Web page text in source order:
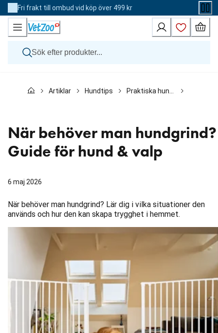
Skip
to
Content
Fri frakt till ombud vid köp över 499 kr
Katt
Nyheter
Artiklar Hundtips
När behöver man hundgrind?
Guide för hund & valp
6 maj 2026
När behöver man hundgrind? Lär dig i vilka situationer den
används och hur den kan skapa trygghet i hemmet.